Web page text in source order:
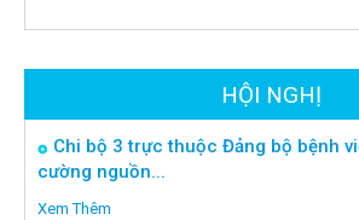
HỘI NGHỊ
Chi bộ 3 trực thuộc Đảng bộ bệnh
cường nguồn...
Xem Thêm